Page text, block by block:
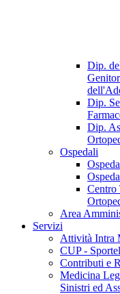
Dip.
Dip.
Dip.
Ospedali
Centro
Area
Servizi
Attività Intra
CUP -
Contributi e
Medicina
Sinistri ed